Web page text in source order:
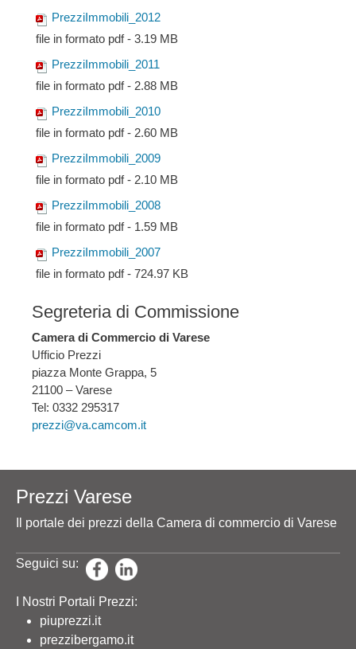
PrezziImmobili_2012
file in formato pdf - 3.19 MB
PrezziImmobili_2011
file in formato pdf - 2.88 MB
PrezziImmobili_2010
file in formato pdf - 2.60 MB
PrezziImmobili_2009
file in formato pdf - 2.10 MB
PrezziImmobili_2008
file in formato pdf - 1.59 MB
PrezziImmobili_2007
file in formato pdf - 724.97 KB
Segreteria di Commissione
Camera di Commercio di Varese
Ufficio Prezzi
piazza Monte Grappa, 5
21100 – Varese
Tel: 0332 295317
prezzi@va.camcom.it
Prezzi Varese
Il portale dei prezzi della Camera di commercio di Varese
Seguici su:
I Nostri Portali Prezzi:
piuprezzi.it
prezzibergamo.it